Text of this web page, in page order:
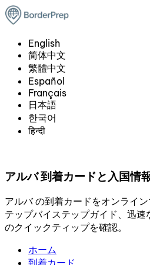
English
简体中文
繁體中文
Español
Français
日本語
한국어
हिन्दी
アルバ 到着カードと入国情
アルバ の到着カードをオンライ
テップバイステップガイド、迅
のクイックティップを確認。
ホーム